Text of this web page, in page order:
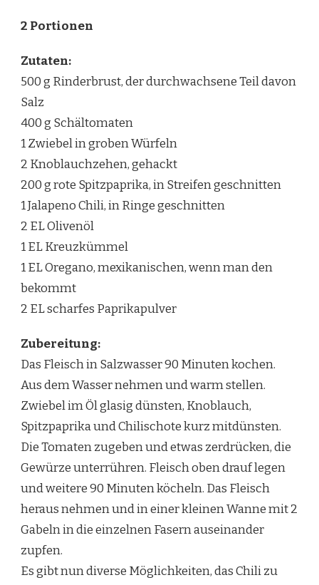
2 Portionen
Zutaten:
500 g Rinderbrust, der durchwachsene Teil davon
Salz
400 g Schältomaten
1 Zwiebel in groben Würfeln
2 Knoblauchzehen, gehackt
200 g rote Spitzpaprika, in Streifen geschnitten
1 Jalapeno Chili, in Ringe geschnitten
2 EL Olivenöl
1 EL Kreuzkümmel
1 EL Oregano, mexikanischen, wenn man den
bekommt
2 EL scharfes Paprikapulver
Zubereitung:
Das Fleisch in Salzwasser 90 Minuten kochen.
Aus dem Wasser nehmen und warm stellen.
Zwiebel im Öl glasig dünsten, Knoblauch,
Spitzpaprika und Chilischote kurz mitdünsten.
Die Tomaten zugeben und etwas zerdrücken, die
Gewürze unterrühren. Fleisch oben drauf legen
und weitere 90 Minuten köcheln. Das Fleisch
heraus nehmen und in einer kleinen Wanne mit 2
Gabeln in die einzelnen Fasern auseinander
zupfen.
Es gibt nun diverse Möglichkeiten, das Chili zu